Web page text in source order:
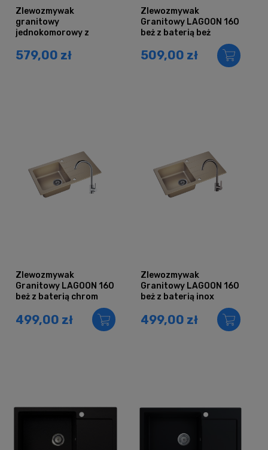
Zlewozmywak
granitowy
jednokomorowy z
szary metalik
579,00 zł
Zlewozmywak
Granitowy LAGOON 160
beż z baterią beż
509,00 zł
Zlewozmywak
Granitowy LAGOON 160
beż z baterią chrom
499,00 zł
Zlewozmywak
Granitowy LAGOON 160
beż z baterią inox
499,00 zł